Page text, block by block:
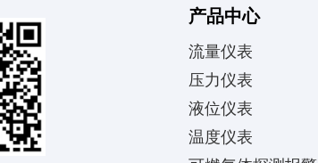
产品中心
流量仪表
压力仪表
液位仪表
温度仪表